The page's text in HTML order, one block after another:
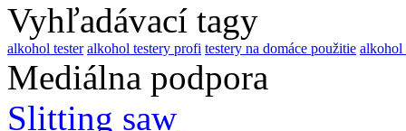
Vyhľadávací tagy
alkohol tester alkohol testery profi testery na domáce použitie alkohol
Mediálna podpora
Slitting saw